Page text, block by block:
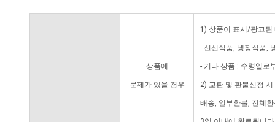
상품에
문제가 있을 경우
1) 상품이 표시/광고된
- 신선식품, 냉장식품,
- 기타 상품 : 수령일로
2) 교환 및 환불신청
배송, 일부환불, 전체